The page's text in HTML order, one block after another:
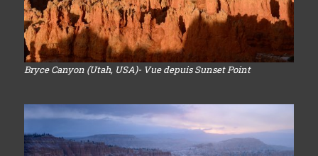
Bryce Canyon (Utah, USA)- Vue depuis Sunset Point